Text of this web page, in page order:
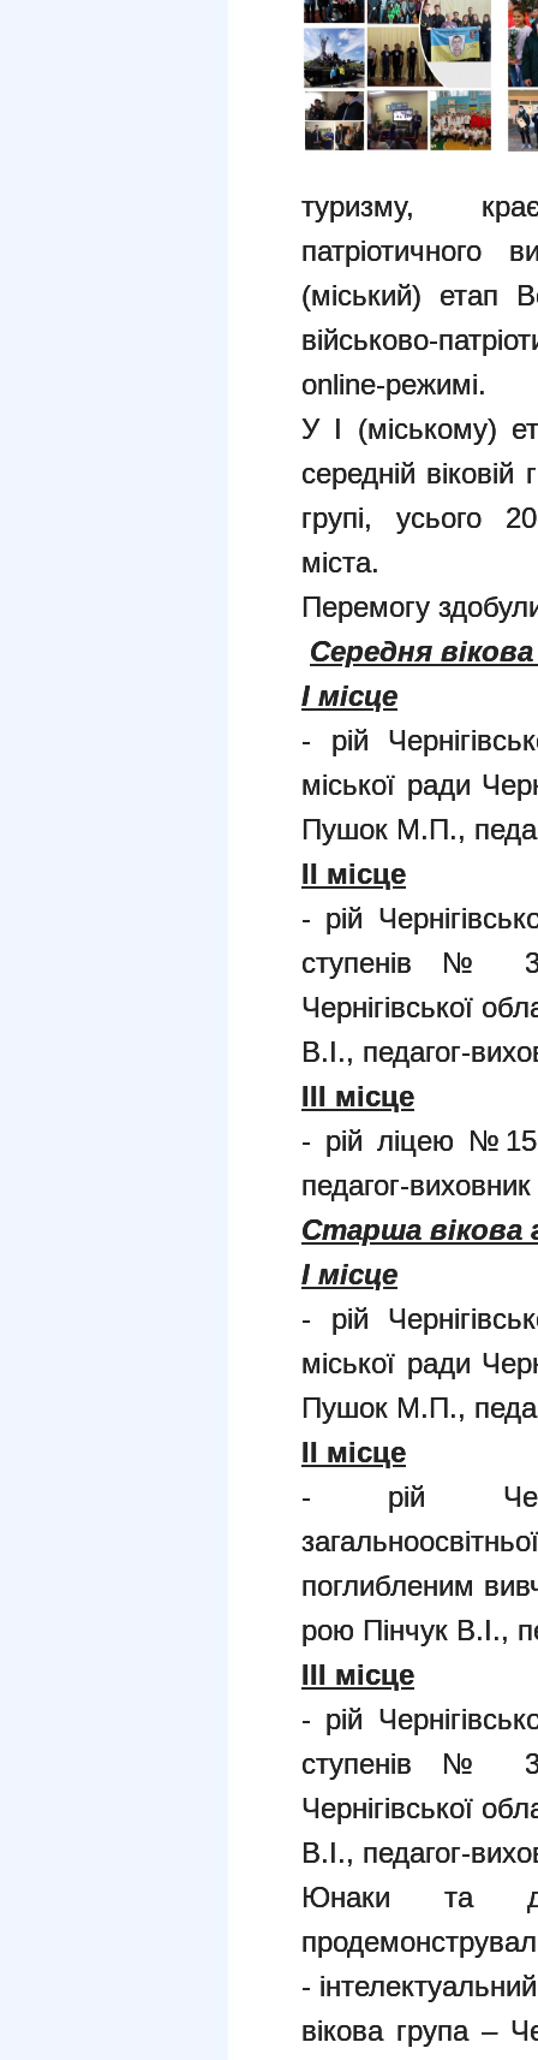
туризму,
патріотичного
(міський) етап
військово-
online-режимі.
У I (міському)
середній віковій
групі, усього
міста.
Перемогу
Середня
І місце
- рій
міської ради
Пушок М.П.,
ІІ місце
- рій
ступенів № 3
Чернігівської
В.І., педагог-
ІII місце
- рій ліцею
педагог-
Старша вікова
І місце
- рій
міської ради
Пушок М.П.,
ІІ місце
- рій
поглибленим
рою Пінчук В.І.,
ІII місце
- рій
ступенів № 3
Чернігівської
В.І., педагог-
Юнаки та
-
вікова група –